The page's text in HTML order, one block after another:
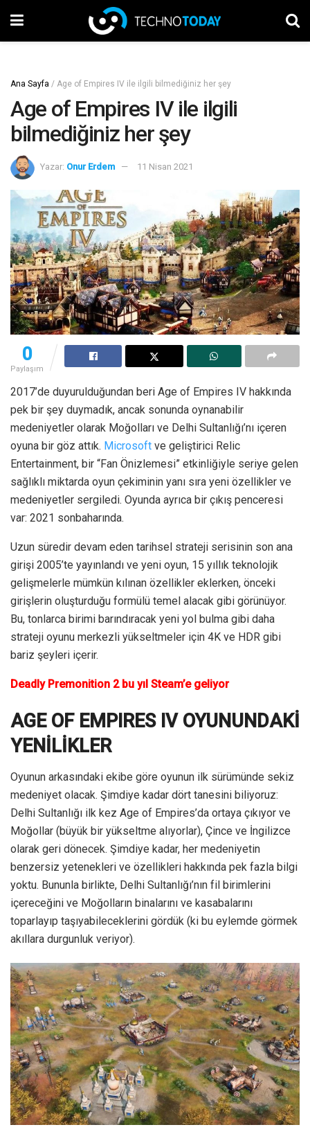
Ana Sayfa / Age of Empires IV ile ilgili bilmediğiniz her şey
Age of Empires IV ile ilgili
bilmediğiniz her şey
Yazar: Onur Erdem 11 Nisan 2021
0
Paylaşım
2017’de duyurulduğundan beri Age of Empires IV hakkında
pek bir şey duymadık, ancak sonunda oynanabilir
medeniyetler olarak Moğolları ve Delhi Sultanlığı’nı içeren
oyuna bir göz attık. Microsoft ve geliştirici Relic
Entertainment, bir “Fan Önizlemesi” etkinliğiyle seriye gelen
sağlıklı miktarda oyun çekiminin yanı sıra yeni özellikler ve
medeniyetler sergiledi. Oyunda ayrıca bir çıkış penceresi
var: 2021 sonbaharında.
Uzun süredir devam eden tarihsel strateji serisinin son ana
girişi 2005’te yayınlandı ve yeni oyun, 15 yıllık teknolojik
gelişmelerle mümkün kılınan özellikler eklerken, önceki
girişlerin oluşturduğu formülü temel alacak gibi görünüyor.
Bu, tonlarca birimi barındıracak yeni yol bulma gibi daha
strateji oyunu merkezli yükseltmeler için 4K ve HDR gibi
bariz şeyleri içerir.
Deadly Premonition 2 bu yıl Steam’e geliyor
AGE OF EMPIRES IV OYUNUNDAKİ
YENİLİKLER
Oyunun arkasındaki ekibe göre oyunun ilk sürümünde sekiz
medeniyet olacak. Şimdiye kadar dört tanesini biliyoruz:
Delhi Sultanlığı ilk kez Age of Empires’da ortaya çıkıyor ve
Moğollar (büyük bir yükseltme alıyorlar), Çince ve İngilizce
olarak geri dönecek. Şimdiye kadar, her medeniyetin
benzersiz yetenekleri ve özellikleri hakkında pek fazla bilgi
yoktu. Bununla birlikte, Delhi Sultanlığı’nın fil birimlerini
içereceğini ve Moğolların binalarını ve kasabalarını
toparlayıp taşıyabileceklerini gördük (ki bu eylemde görmek
akıllara durgunluk veriyor).